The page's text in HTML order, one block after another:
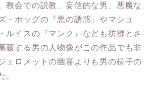
教会での説教、妄信的な男、悪魔な
・ホッグの『悪の誘惑』やマシュ
ルイスの『マンク』なども彷彿とさ
藤する男の人物像がこの作品でも非
ェロメットの幽霊よりも男の様子の
。